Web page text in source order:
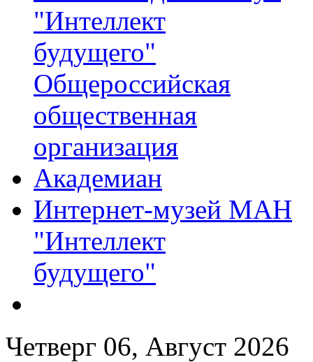
"Интеллект
будущего"
Общероссийская
общественная
организация
Академиан
Интернет-музей МАН
"Интеллект
будущего"
Четверг 06, Август 2026